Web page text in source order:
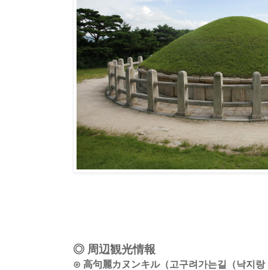
◎ 周辺観光情報
⊙ 高句麗カヌンキル（고구려가는길（낙지랑